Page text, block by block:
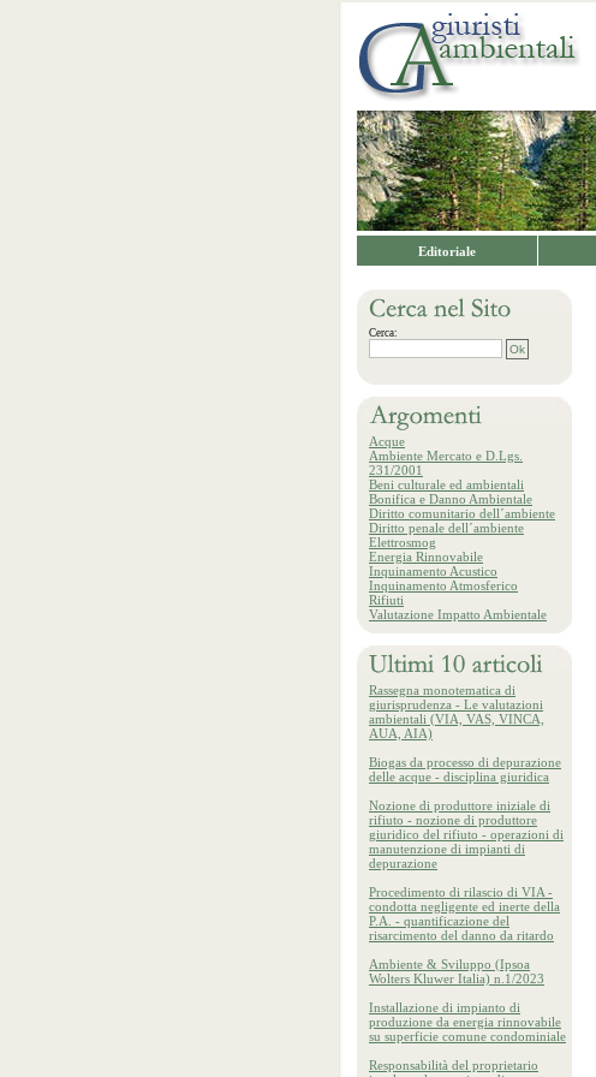
Editoriale
Cerca:
Acque
Ambiente Mercato e D.Lgs.
231/2001
Beni culturale ed ambientali
Bonifica e Danno Ambientale
Diritto comunitario dell´ambiente
Diritto penale dell´ambiente
Elettrosmog
Energia Rinnovabile
Inquinamento Acustico
Inquinamento Atmosferico
Rifiuti
Valutazione Impatto Ambientale
Rassegna monotematica di
giurisprudenza - Le valutazioni
ambientali (VIA, VAS, VINCA,
AUA, AIA)
Biogas da processo di depurazione
delle acque - disciplina giuridica
Nozione di produttore iniziale di
rifiuto - nozione di produttore
giuridico del rifiuto - operazioni di
manutenzione di impianti di
depurazione
Procedimento di rilascio di VIA -
condotta negligente ed inerte della
P.A. - quantificazione del
risarcimento del danno da ritardo
Ambiente & Sviluppo (Ipsoa
Wolters Kluwer Italia) n.1/2023
Installazione di impianto di
produzione da energia rinnovabile
su superficie comune condominiale
Responsabilità del proprietario